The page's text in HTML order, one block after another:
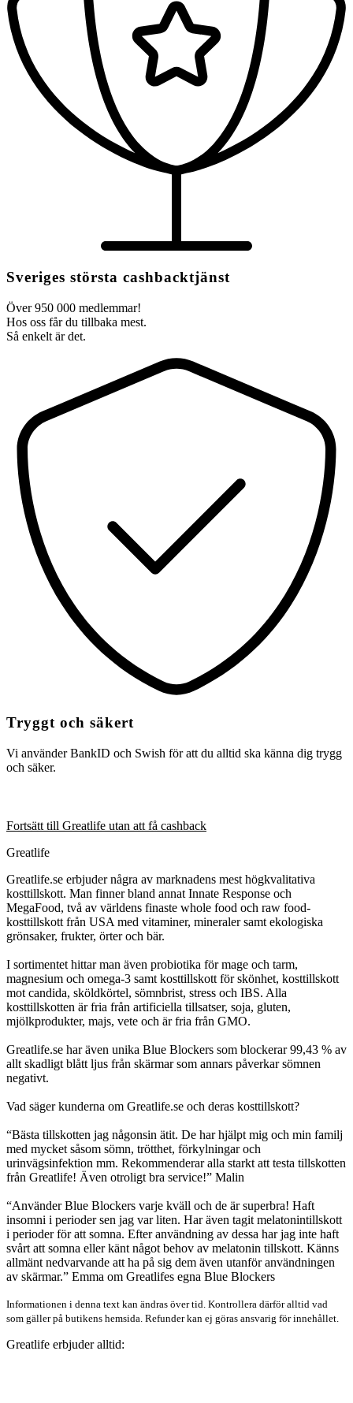
Sveriges största cashbacktjänst
Över 950 000 medlemmar!
Hos oss får du tillbaka mest.
Så enkelt är det.
Tryggt och säkert
Vi använder BankID och Swish för att du alltid ska känna dig trygg
och säker.
Fortsätt till Greatlife utan att få cashback
Greatlife
Greatlife.se erbjuder några av marknadens mest högkvalitativa
kosttillskott. Man finner bland annat Innate Response och
MegaFood, två av världens finaste whole food och raw food-
kosttillskott från USA med vitaminer, mineraler samt ekologiska
grönsaker, frukter, örter och bär.
I sortimentet hittar man även probiotika för mage och tarm,
magnesium och omega-3 samt kosttillskott för skönhet, kosttillskott
mot candida, sköldkörtel, sömnbrist, stress och IBS. Alla
kosttillskotten är fria från artificiella tillsatser, soja, gluten,
mjölkprodukter, majs, vete och är fria från GMO.
Greatlife.se har även unika Blue Blockers som blockerar 99,43 % av
allt skadligt blått ljus från skärmar som annars påverkar sömnen
negativt.
Vad säger kunderna om Greatlife.se och deras kosttillskott?
“Bästa tillskotten jag någonsin ätit. De har hjälpt mig och min familj
med mycket såsom sömn, trötthet, förkylningar och
urinvägsinfektion mm. Rekommenderar alla starkt att testa tillskotten
från Greatlife! Även otroligt bra service!” Malin
“Använder Blue Blockers varje kväll och de är superbra! Haft
insomni i perioder sen jag var liten. Har även tagit melatonintillskott
i perioder för att somna. Efter användning av dessa har jag inte haft
svårt att somna eller känt något behov av melatonin tillskott. Känns
allmänt nedvarvande att ha på sig dem även utanför användningen
av skärmar.” Emma om Greatlifes egna Blue Blockers
Informationen i denna text kan ändras över tid. Kontrollera därför alltid vad
som gäller på butikens hemsida. Refunder kan ej göras ansvarig för innehållet.
Greatlife erbjuder alltid: